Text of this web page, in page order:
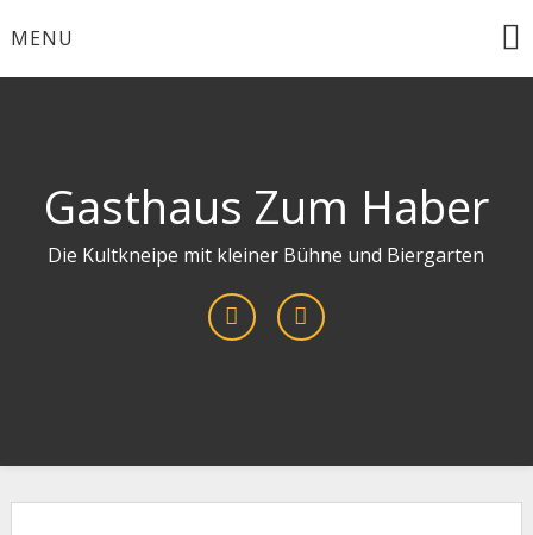
toMENU
Gasthaus Zum Haber
Die Kultkneipe mit kleiner Bühne und Biergarten